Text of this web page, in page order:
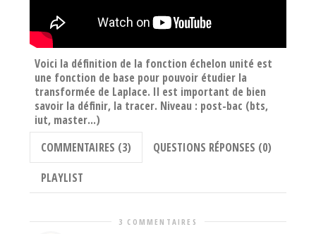
Voici la définition de la fonction échelon unité est
une fonction de base pour pouvoir étudier la
transformée de Laplace. Il est important de bien
savoir la définir, la tracer. Niveau : post-bac (bts,
iut, master...)
COMMENTAIRES (3)
QUESTIONS RÉPONSES (0)
PLAYLIST
3 COMMENTAIRES